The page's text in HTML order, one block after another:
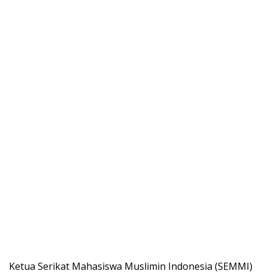
Ketua Serikat Mahasiswa Muslimin Indonesia (SEMMI)